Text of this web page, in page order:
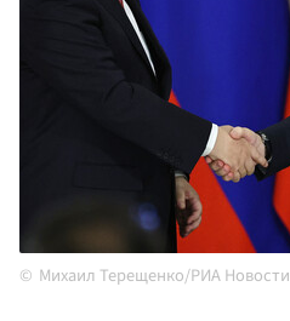
Михаил Терещенко/РИА Новости